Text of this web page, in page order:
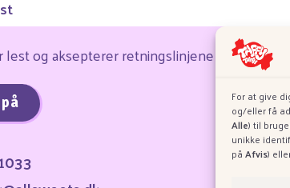
For at give
og/eller få
Alle) til
unikke
påAfvis)
lest og aksepterer retningslinjene for